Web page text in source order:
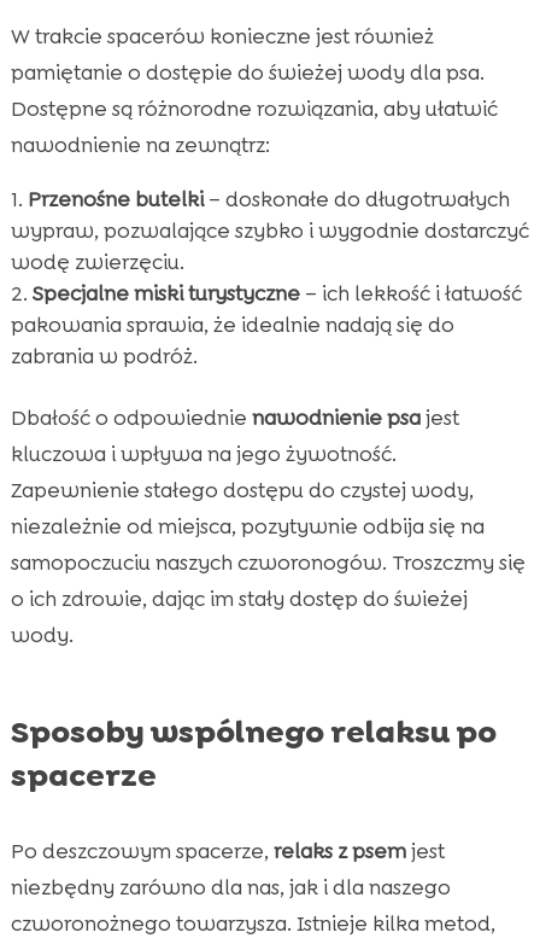
W trakcie spacerów konieczne jest również
pamiętanie o dostępie do świeżej wody dla psa.
Dostępne są różnorodne rozwiązania, aby ułatwić
nawodnienie na zewnątrz:
Przenośne butelki– doskonałe do długotrwałych
wypraw, pozwalające szybko i wygodnie dostarczyć
wodę zwierzęciu.
Specjalne miski turystyczne– ich lekkość i łatwość
pakowania sprawia, że idealnie nadają się do
zabrania w podróż.
Dbałość o odpowiednie nawodnienie psajest
kluczowa i wpływa na jego żywotność.
Zapewnienie stałego dostępu do czystej wody,
niezależnie od miejsca, pozytywnie odbija się na
samopoczuciu naszych czworonogów. Troszczmy się
o ich zdrowie, dając im stały dostęp do świeżej
wody.
Sposoby wspólnego relaksu po
spacerze
Po deszczowym spacerze, relaks z psemjest
niezbędny zarówno dla nas, jak i dla naszego
czworonożnego towarzysza. Istnieje kilka metod,